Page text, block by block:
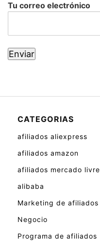
Tu correo electrónico
CATEGORIAS
afiliados aliexpress
afiliados amazon
afiliados mercado livre
alibaba
Marketing de afiliados
Negocio
Programa de afiliados